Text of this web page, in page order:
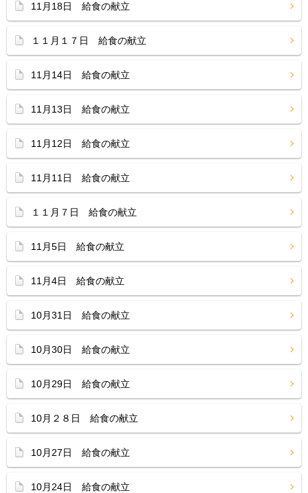
11月18日 給食の献立
１１月１７日 給食の献立
11月14日 給食の献立
11月13日 給食の献立
11月12日 給食の献立
11月11日 給食の献立
１１月７日 給食の献立
11月5日 給食の献立
11月4日 給食の献立
10月31日 給食の献立
10月30日 給食の献立
10月29日 給食の献立
10月２８日 給食の献立
10月27日 給食の献立
10月24日 給食の献立